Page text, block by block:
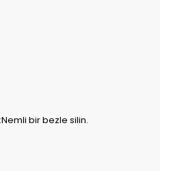
bir bezle silin.